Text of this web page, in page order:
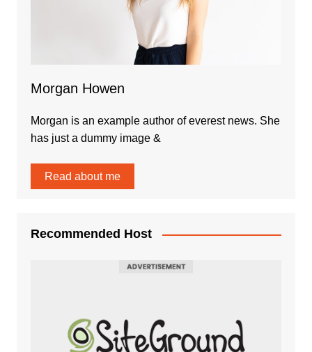
Morgan Howen
Morgan is an example author of everest news. She
has just a dummy image &
Read about me
Recommended Host